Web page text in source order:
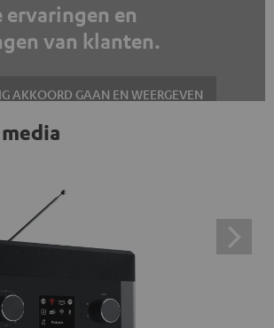
ervaringen en
van klanten.
AKKOORD GAAN EN WEERGEVEN
Schakel dit in de gegevensinstellingen
met één klik weergeven. Door op de
stem je ermee in dat je de externe
Dit betekent dat persoonlijke
worden doorgegeven aan platforms
informatie hierover vind je in ons